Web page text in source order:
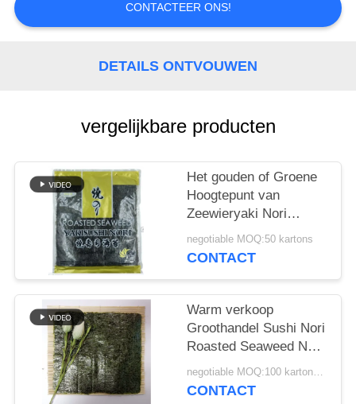
VRAAG
SITEMAP
PRIVACYBELEID
CONTACTEER ONS!
DETAILS ONTVOUWEN
vergelijkbare producten
Het gouden of Groene
Hoogtepunt van
Zeewieryaki Nori
100pcs - grootte
19x21cm
negotiable MOQ:50 kartons
CONTACT
Warm verkoop
Groothandel Sushi Nori
Roasted Seaweed Nori
Sheets
negotiable MOQ:100 kartonnen
CONTACT